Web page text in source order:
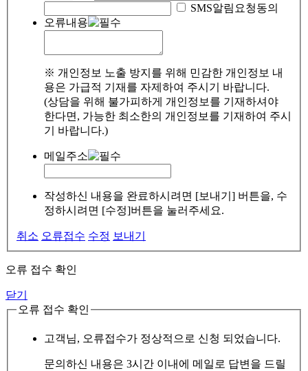
SMS알림요청동의
오류내용
※ 개인정보 노출 방지를 위해 민감한 개인정보 내
용은 가급적 기재를 자제하여 주시기 바랍니다.
(상담을 위해 불가피하게 개인정보를 기재하셔야
한다면, 가능한 최소한의 개인정보를 기재하여 주시
기 바랍니다.)
메일주소
작성하신 내용을 완료하시려면 [보내기] 버튼을, 수
정하시려면 [수정]버튼을 눌러주세요.
취소 오류접수 수정 보내기
오류 접수 확인
닫기
오류 접수 확인
고객님, 오류접수가 정상적으로 신청 되었습니다.
문의하신 내용은 3시간 이내에 메일로 답변을 드릴